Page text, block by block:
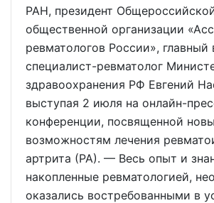
РАН, президент
общественной организации
ревматологов России», главный
специалист-ревматолог
здравоохранения РФ Евгений
выступая 2 июля на онлайн-
конференции, посвященной
возможностям лечения
артрита (РА). — Весь опыт и
накопленные ревматологией,
оказались востребованными в